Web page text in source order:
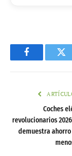
Facebook
Coches
revolucionarios
demuestra